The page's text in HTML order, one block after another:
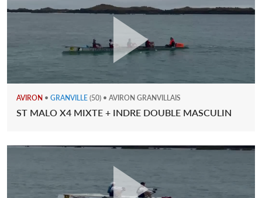
AVIRON • GRANVILLE (50) • AVIRON GRANVILLAIS
ST MALO X4 MIXTE + INDRE DOUBLE MASCULIN